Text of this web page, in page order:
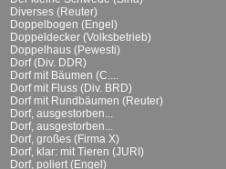
Diverses (Reuter)
Doppelbogen (Engel)
Doppeldecker (Volksbetrieb)
Doppelhaus (Pewesti)
Dorf (Div. DDR)
Dorf mit Bäumen (C....
Dorf mit Fluss (Div. BRD)
Dorf mit Rundbäumen (Reuter)
Dorf, ausgestorben...
Dorf, ausgestorben...
Dorf, großes (Firma X)
Dorf, klar: mit Tieren (JURI)
Dorf, poliert (Engel)